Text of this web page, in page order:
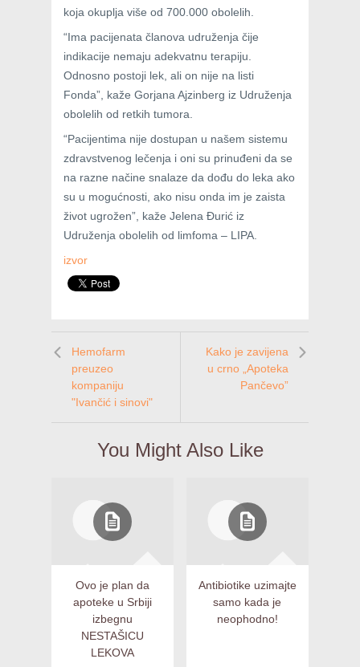
koja okuplja više od 700.000 obolelih.
“Ima pacijenata članova udruženja čije
indikacije nemaju adekvatnu terapiju.
Odnosno postoji lek, ali on nije na listi
Fonda”, kaže Gorjana Ajzinberg iz Udruženja
obolelih od retkih tumora.
“Pacijentima nije dostupan u našem sistemu
zdravstvenog lečenja i oni su prinuđeni da se
na razne načine snalaze da dođu do leka ako
su u mogućnosti, ako nisu onda im je zaista
život ugrožen”, kaže Jelena Đurić iz
Udruženja obolelih od limfoma – LIPA.
izvor
Hemofarm
preuzeo
kompaniju
"Ivančić i sinovi"
Kako je zavijena
u crno „Apoteka
Pančevo”
You Might Also Like
Ovo je plan da
apoteke u Srbiji
izbegnu
NESTAŠICU
LEKOVA
Antibiotike uzimajte
samo kada je
neophodno!